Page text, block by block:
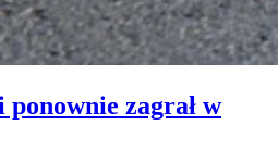
zagrał w